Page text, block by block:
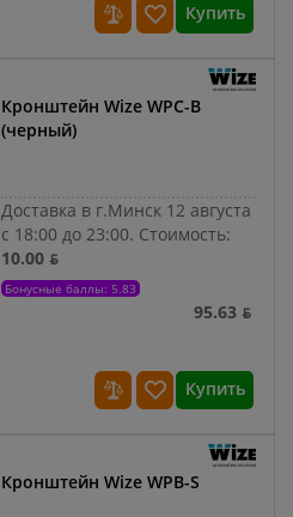
Купить
Кронштейн Wize WPC-B
(черный)
Доставка в г.Минск 12 августа
с 18:00 до 23:00. Стоимость:
10.00 ƃ
Бонусные баллы: 5.83
95.63 ƃ
Купить
Кронштейн Wize WPB-S